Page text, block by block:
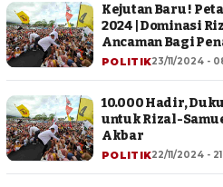
Kejutan Baru !
2024 | Dominasi
Ancaman Bagi
POLITIK23/11/2024 -
10.000 Hadir,
untuk Rizal-
Akbar
POLITIK22/11/2024 -